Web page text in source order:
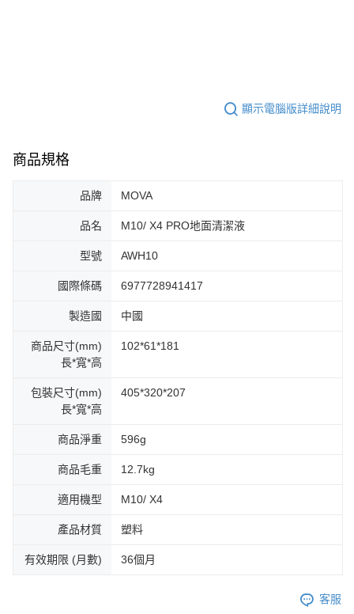
顯示電腦版詳細說明
商品規格
品牌 MOVA
品名 M10/ X4 PRO地面清潔液
型號 AWH10
國際條碼 6977728941417
製造國 中國
商品尺寸(mm)
長*寬*高
102*61*181
包裝尺寸(mm)
長*寬*高
405*320*207
商品淨重 596g
商品毛重 12.7kg
適用機型 M10/ X4
產品材質 塑料
有效期限 (月數) 36個月
客服